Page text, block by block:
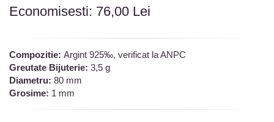
Economisesti: 76,00 Lei
Compozitie: Argint 925‰, verificat la ANPC
Greutate Bijuterie: 3,5 g
Diametru: 80 mm
Grosime: 1 mm